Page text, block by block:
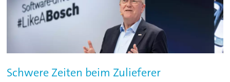
Schwere Zeiten beim Zulieferer